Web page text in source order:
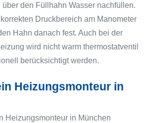
den Füllhahn Wasser nachfüllen.
Druckbereich am Manometer
Hahn danach fest. Auch bei der
wird nicht warm thermostatventil
berücksichtigt werden.
Heizungsmonteur in
Heizungsmonteur in München